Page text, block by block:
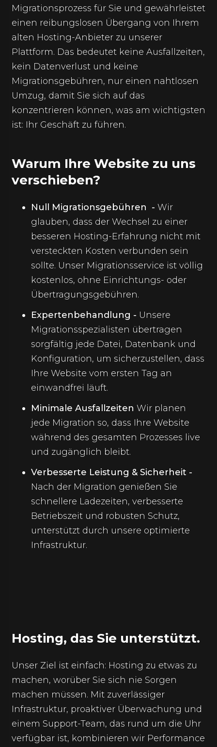
Migrationsprozess für Sie und gewährleistet
einen reibungslosen Übergang von Ihrem
alten Hosting-Anbieter zu unserer
Plattform. Das bedeutet keine Ausfallzeiten,
kein Datenverlust und keine
Migrationsgebühren, nur einen nahtlosen
Umzug, damit Sie sich auf das
konzentrieren können, was am wichtigsten
ist: Ihr Geschäft zu führen.
Warum Ihre Website zu uns
verschieben?
Null Migrationsgebühren - Wir
glauben, dass der Wechsel zu einer
besseren Hosting-Erfahrung nicht mit
versteckten Kosten verbunden sein
sollte. Unser Migrationsservice ist völlig
kostenlos, ohne Einrichtungs- oder
Übertragungsgebühren.
Expertenbehandlung - Unsere
Migrationsspezialisten übertragen
sorgfältig jede Datei, Datenbank und
Konfiguration, um sicherzustellen, dass
Ihre Website vom ersten Tag an
einwandfrei läuft.
Minimale Ausfallzeiten Wir planen
jede Migration so, dass Ihre Website
während des gesamten Prozesses live
und zugänglich bleibt.
Verbesserte Leistung & Sicherheit -
Nach der Migration genießen Sie
schnellere Ladezeiten, verbesserte
Betriebszeit und robusten Schutz,
unterstützt durch unsere optimierte
Infrastruktur.
Hosting, das Sie unterstützt.
Unser Ziel ist einfach: Hosting zu etwas zu
machen, worüber Sie sich nie Sorgen
machen müssen. Mit zuverlässiger
Infrastruktur, proaktiver Überwachung und
einem Support-Team, das rund um die Uhr
verfügbar ist, kombinieren wir Performance